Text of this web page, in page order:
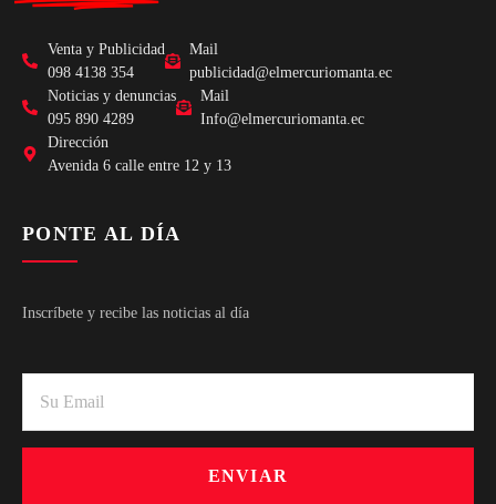
Venta y Publicidad
098 4138 354
Mail
publicidad@elmercuriomanta.ec
Noticias y denuncias
095 890 4289
Mail
Info@elmercuriomanta.ec
Dirección
Avenida 6 calle entre 12 y 13
PONTE AL DÍA
Inscríbete y recibe las noticias al día
ENVIAR